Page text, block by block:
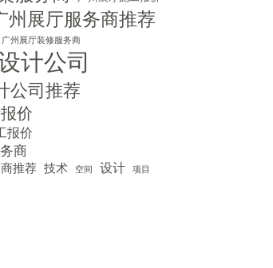
州展厅服务商推荐
广州展厅装修服务商
计公司
公司推荐
价
报价
商
推荐 技术 空间 设计 项目